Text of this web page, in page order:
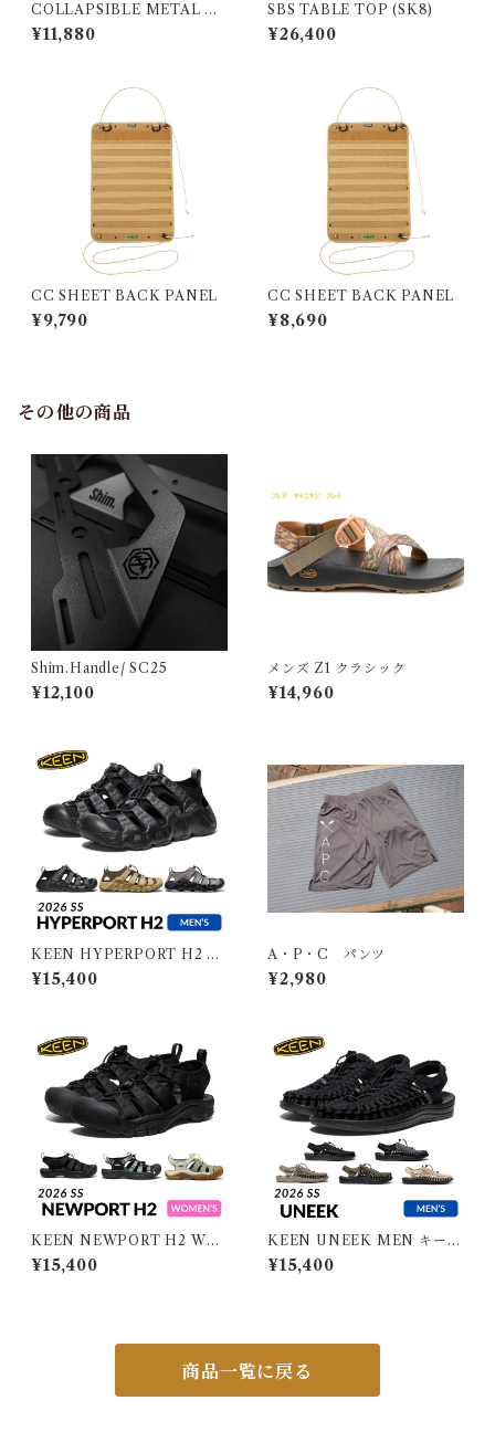
COLLAPSIBLE METAL BA
SKET
¥11,880
SBS TABLE TOP (SK8)
¥26,400
CC SHEET BACK PANEL
¥9,790
CC SHEET BACK PANEL
¥8,690
その他の商品
Shim.Handle/ SC25
¥12,100
メンズ Z1 クラシック
¥14,960
KEEN HYPERPORT H2 M
EN キーン ハイパーポート エ
イチツー メンズ
¥15,400
A・P・C パンツ
¥2,980
KEEN NEWPORT H2 WO
MEN キーン ニューポート エ
イチツー ウィメンズ
¥15,400
KEEN UNEEK MEN キーン
ユニーク メンズ
¥15,400
商品一覧に戻る